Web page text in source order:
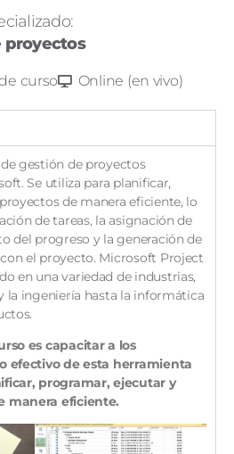
proyectos
curso Online (en vivo)
gestión de proyectos
Se utiliza para planificar,
de manera eficiente, lo
de tareas, la asignación de
del progreso y la generación de
el proyecto. Microsoft Project
en una variedad de industrias,
la ingeniería hasta la informática
es capacitar a los
efectivo de esta herramienta
programar, ejecutar y
manera eficiente.